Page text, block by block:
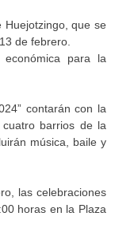
Huejotzingo, que se
de febrero.
para la
contarán con la
cuatro barrios de la
música, baile y
las celebraciones
horas en la Plaza